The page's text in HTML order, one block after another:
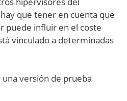
que tener en cuenta que
puede influir en el coste
vinculado a determinadas
versión de prueba